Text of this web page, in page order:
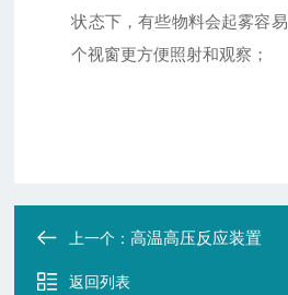
状态下，有些物料会起雾容
个视窗更方便照射和观察；
上一个：高温高压反应装置
返回列表